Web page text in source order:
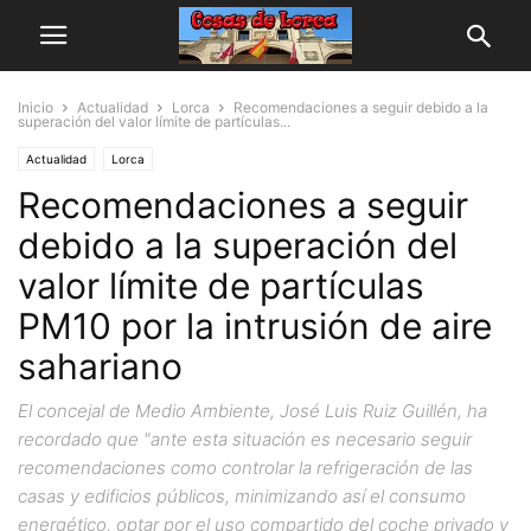
Inicio Actualidad Lorca
Recomendaciones a seguir debido a la
superación del valor límite de partículas...
Actualidad Lorca
Recomendaciones a seguir
debido a la superación del
valor límite de partículas
PM10 por la intrusión de aire
sahariano
El concejal de Medio Ambiente, José Luis Ruiz Guillén, ha
recordado que "ante esta situación es necesario seguir
recomendaciones como controlar la refrigeración de las
casas y edificios públicos, minimizando así el consumo
energético, optar por el uso compartido del coche privado y